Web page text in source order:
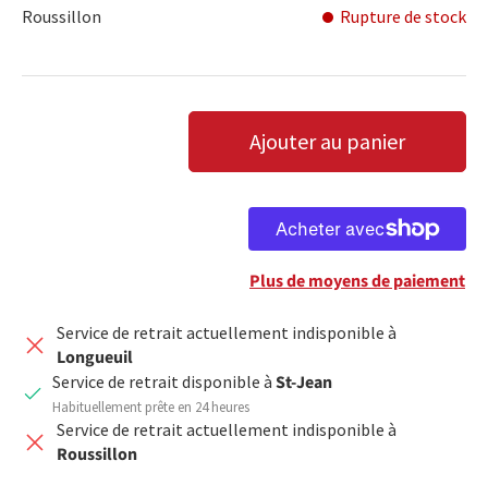
Roussillon Rupture de stock
DIMINUER LA QUANTITÉ
AUGMENTER LA QUANTITÉ
Ajouter au panier
Plus de moyens de paiement
Service de retrait actuellement indisponible à
Longueuil
Service de retrait disponible à St-Jean
Habituellement prête en 24 heures
Service de retrait actuellement indisponible à
Roussillon